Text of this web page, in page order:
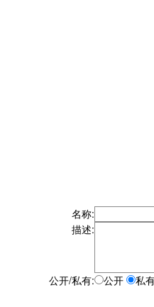
名称:
描述:
公开/私有: 公开
私